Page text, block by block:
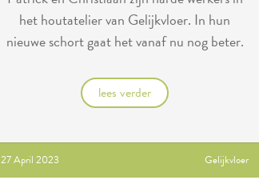
het houtatelier van Gelijkvloer. In hun
nieuwe schort gaat het vanaf nu nog beter.
lees verder
27 April 2023 Gelijkvloer